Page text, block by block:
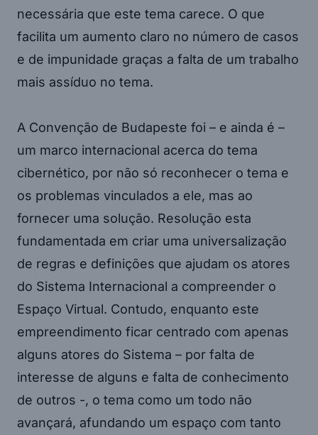
necessária que este tema carece. O que
facilita um aumento claro no número de casos
e de impunidade graças a falta de um trabalho
mais assíduo no tema.
A Convenção de Budapeste foi – e ainda é –
um marco internacional acerca do tema
cibernético, por não só reconhecer o tema e
os problemas vinculados a ele, mas ao
fornecer uma solução. Resolução esta
fundamentada em criar uma universalização
de regras e definições que ajudam os atores
do Sistema Internacional a compreender o
Espaço Virtual. Contudo, enquanto este
empreendimento ficar centrado com apenas
alguns atores do Sistema – por falta de
interesse de alguns e falta de conhecimento
de outros -, o tema como um todo não
avançará, afundando um espaço com tanto